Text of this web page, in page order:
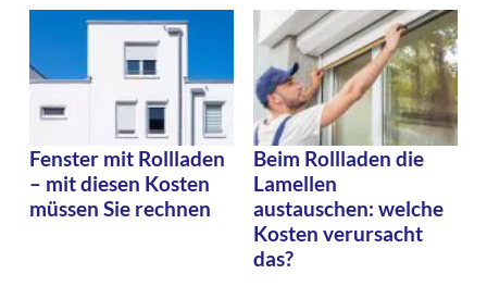
Fenster mit Rollladen
– mit diesen Kosten
müssen Sie rechnen
Beim Rollladen die
Lamellen
austauschen: welche
Kosten verursacht
das?